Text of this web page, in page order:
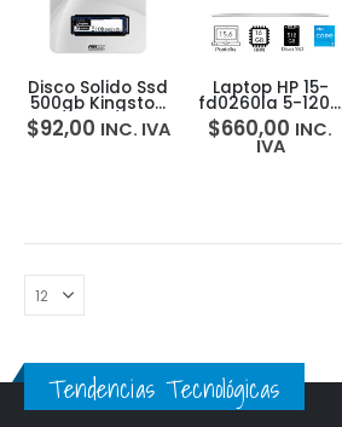
Disco Solido Ssd
500gb Kingston
A2000 Nvme
Pcie M.2 2280
$92,00 INC. IVA
Laptop HP 15-
fd0260la 5-120U
16GB RAM 512GB
SSD 15.6HD
$660,00 INC.
IVA
Tendencias Tecnológicas